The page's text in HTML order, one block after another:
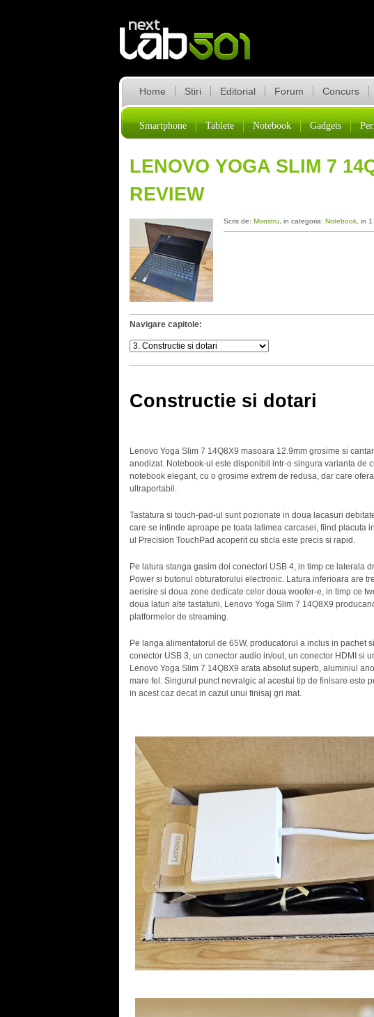
Home Stiri Editorial Forum Concurs
Smartphone Tablete Notebook Gadgets
LENOVO YOGA SLIM 7
REVIEW
Scris de: Monstru , in categoria: Notebook , in
Navigare capitole:
Constructie si dotari
Lenovo Yoga Slim 7 14Q8X9 masoara 12.9mm grosime si
anodizat. Notebook-ul este disponibil intr-o singura varianta de
notebook elegant, cu o grosime extrem de redusa, dar care
ultraportabil.
Tastatura si touch-pad-ul sunt pozionate in doua lacasuri
care se intinde aproape pe toata latimea carcasei, fiind placuta
ul Precision TouchPad acoperit cu sticla este precis si rapid.
Pe latura stanga gasim doi conectori USB 4, in timp ce laterala
Power si butonul obturatorului electronic. Latura inferioara are
aerisire si doua zone dedicate celor doua woofer-e, in timp ce
doua laturi alte tastaturii, Lenovo Yoga Slim 7 14Q8X9
platformelor de streaming.
Pe langa alimentatorul de 65W, producatorul a inclus in pachet
conector USB 3, un conector audio in/out, un conector HDMI si
Lenovo Yoga Slim 7 14Q8X9 arata absolut superb, aluminiul
mare fel. Singurul punct nevralgic al acestui tip de finisare este
in acest caz decat in cazul unui finisaj gri mat.